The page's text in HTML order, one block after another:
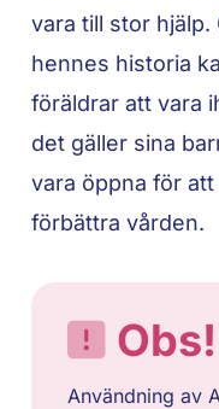
vara till stor
hennes historia
föräldrar att vara
det gäller sina
vara öppna för
förbättra vården.
Obs!
Användning av